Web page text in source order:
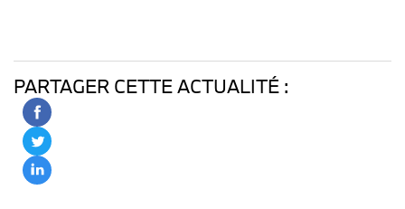
PARTAGER CETTE ACTUALITÉ :